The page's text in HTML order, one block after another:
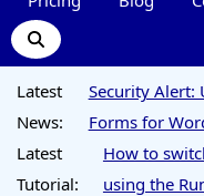
Latest
News:
Security Alert:
Forms for
Latest
Tutorial:
How to
using the